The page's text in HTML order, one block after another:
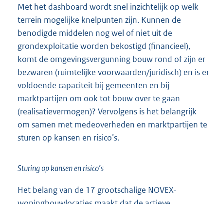
Met het dashboard wordt snel inzichtelijk op welk
terrein mogelijke knelpunten zijn. Kunnen de
benodigde middelen nog wel of niet uit de
grondexploitatie worden bekostigd (financieel),
komt de omgevingsvergunning bouw rond of zijn er
bezwaren (ruimtelijke voorwaarden/juridisch) en is er
voldoende capaciteit bij gemeenten en bij
marktpartijen om ook tot bouw over te gaan
(realisatievermogen)? Vervolgens is het belangrijk
om samen met medeoverheden en marktpartijen te
sturen op kansen en risico’s.
Sturing op kansen en risico’s
Het belang van de 17 grootschalige NOVEX-